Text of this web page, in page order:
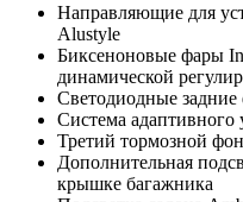
Направляющие для
Alustyle
Биксеноновые фары
динамической
Светодиодные задние
Система
Третий тормозной
Дополнительная
крышке багажника